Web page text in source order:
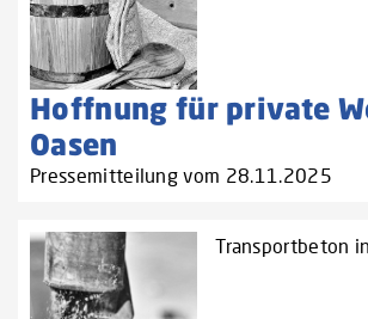
Hoffnung für private
Oasen
Pressemitteilung vom 28.11.2025
Transportbeton